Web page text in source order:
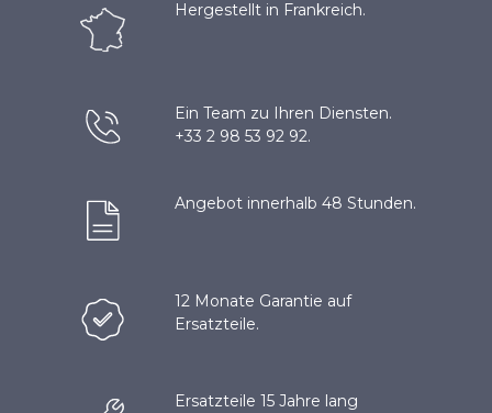
Hergestellt in Frankreich.
Ein Team zu Ihren Diensten.
+33 2 98 53 92 92.
Angebot innerhalb 48 Stunden.
12 Monate Garantie auf
Ersatzteile.
Ersatzteile 15 Jahre lang